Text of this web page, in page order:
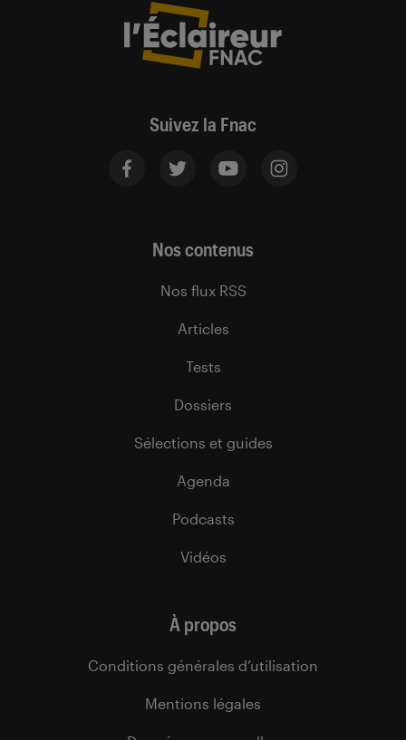
Suivez la Fnac
Nos contenus
Nos flux RSS
Articles
Tests
Dossiers
Sélections et guides
Agenda
Podcasts
Vidéos
À propos
Conditions générales d’utilisation
Mentions légales